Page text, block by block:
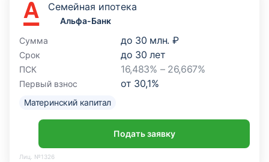
Семейная ипотека
Альфа-Банк
Сумма
до 30 млн. ₽
Срок до 30 лет
ПСК 16,483% – 26,667%
Первый взнос от 30,1%
Материнский капитал
Подать заявку
Лиц. №1326